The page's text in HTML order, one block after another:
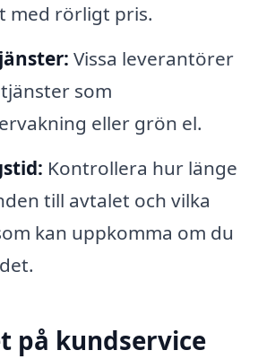
med rörligt pris.
Vissa leverantörer
som
eller grön el.
Kontrollera hur länge
till avtalet och vilka
kan uppkomma om du
på kundservice